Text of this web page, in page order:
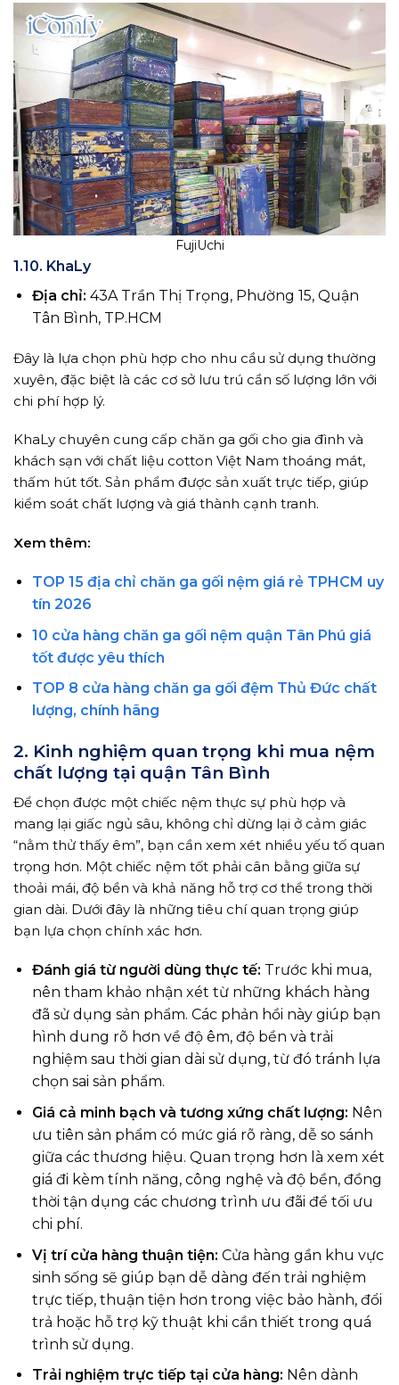
FujiUchi
1.10. KhaLy
Địa chỉ: 43A Trần Thị Trọng, Phường 15, Quận
Tân Bình, TP.HCM
Đây là lựa chọn phù hợp cho nhu cầu sử dụng thường
xuyên, đặc biệt là các cơ sở lưu trú cần số lượng lớn với
chi phí hợp lý.
KhaLy chuyên cung cấp chăn ga gối cho gia đình và
khách sạn với chất liệu cotton Việt Nam thoáng mát,
thấm hút tốt. Sản phẩm được sản xuất trực tiếp, giúp
kiểm soát chất lượng và giá thành cạnh tranh.
Xem thêm:
TOP 15 địa chỉ chăn ga gối nệm giá rẻ TPHCM uy
tín 2026
10 cửa hàng chăn ga gối nệm quận Tân Phú giá
tốt được yêu thích
TOP 8 cửa hàng chăn ga gối đệm Thủ Đức chất
lượng, chính hãng
2. Kinh nghiệm quan trọng khi mua nệm
chất lượng tại quận Tân Bình
Để chọn được một chiếc nệm thực sự phù hợp và
mang lại giấc ngủ sâu, không chỉ dừng lại ở cảm giác
“nằm thử thấy êm”, bạn cần xem xét nhiều yếu tố quan
trọng hơn. Một chiếc nệm tốt phải cân bằng giữa sự
thoải mái, độ bền và khả năng hỗ trợ cơ thể trong thời
gian dài. Dưới đây là những tiêu chí quan trọng giúp
bạn lựa chọn chính xác hơn.
Đánh giá từ người dùng thực tế: Trước khi mua,
nên tham khảo nhận xét từ những khách hàng
đã sử dụng sản phẩm. Các phản hồi này giúp bạn
hình dung rõ hơn về độ êm, độ bền và trải
nghiệm sau thời gian dài sử dụng, từ đó tránh lựa
chọn sai sản phẩm.
Giá cả minh bạch và tương xứng chất lượng: Nên
ưu tiên sản phẩm có mức giá rõ ràng, dễ so sánh
giữa các thương hiệu. Quan trọng hơn là xem xét
giá đi kèm tính năng, công nghệ và độ bền, đồng
thời tận dụng các chương trình ưu đãi để tối ưu
chi phí.
Vị trí cửa hàng thuận tiện: Cửa hàng gần khu vực
sinh sống sẽ giúp bạn dễ dàng đến trải nghiệm
trực tiếp, thuận tiện hơn trong việc bảo hành, đổi
trả hoặc hỗ trợ kỹ thuật khi cần thiết trong quá
trình sử dụng.
Trải nghiệm trực tiếp tại cửa hàng: Nên dành